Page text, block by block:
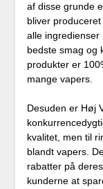
af disse grunde
bliver
alle ingredienser
bedste smag og
produkter er
mange vapers.
Desuden er Høj
kvalitet, men til
blandt vapers.
rabatter på
kunderne at